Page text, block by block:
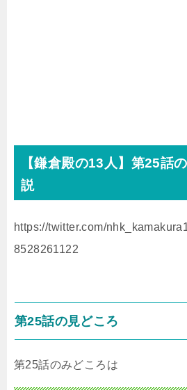
【鎌倉殿の13人】第25話
説
https://twitter.com/
8528261122
第25話の見どころ
第25話のみどころは